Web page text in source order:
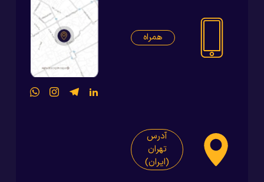
همراه
آدرس
تهران
(ایران)